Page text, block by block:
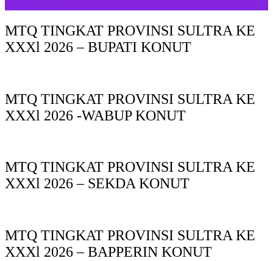
MTQ TINGKAT PROVINSI SULTRA KE
XXXl 2026 – BUPATI KONUT
MTQ TINGKAT PROVINSI SULTRA KE
XXXl 2026 -WABUP KONUT
MTQ TINGKAT PROVINSI SULTRA KE
XXXl 2026 – SEKDA KONUT
MTQ TINGKAT PROVINSI SULTRA KE
XXXl 2026 – BAPPERIN KONUT